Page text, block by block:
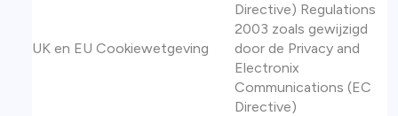
UK en EU Cookiewetgeving
Directive) Regulations
2003 zoals gewijzigd
door de Privacy and
Electronix
Communications (EC
Directive)